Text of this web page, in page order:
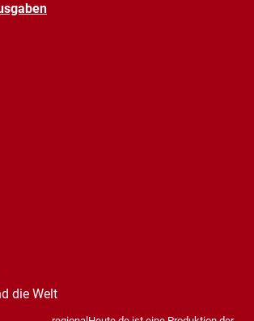
die Welt